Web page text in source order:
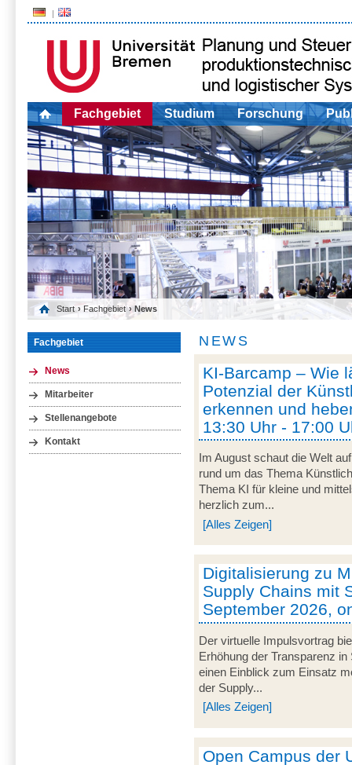
Fachgebiet Studium Forschung
Start › Fachgebiet › News
Fachgebiet
News
Mitarbeiter
Stellenangebote
Kontakt
NEWS
KI-Barcamp – Wie
Potenzial der
erkennen und
13:30 Uhr - 17:00
Im August schaut die Welt
rund um das Thema
Thema KI für kleine und
herzlich zum...
[Alles Zeigen]
Digitalisierung zu
Supply Chains mit
September 2026,
Der virtuelle Impulsvortrag
Erhöhung der Transparenz
einen Einblick zum Einsatz
der Supply...
[Alles Zeigen]
Open Campus der